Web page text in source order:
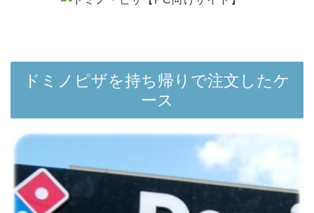
ドミノピザを持ち帰りで注文したケ
ース